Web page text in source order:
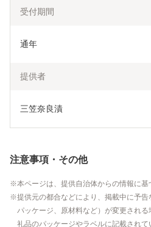
受付期間
通年
提供者
三笠奈良漬
注意事項・その他
本ページは、提供自治体からの情報に基
提供元の都合などにより、掲載中に予告
パッケージ、原材料など）が変更され
礼品のパッケージやラベルに記載され